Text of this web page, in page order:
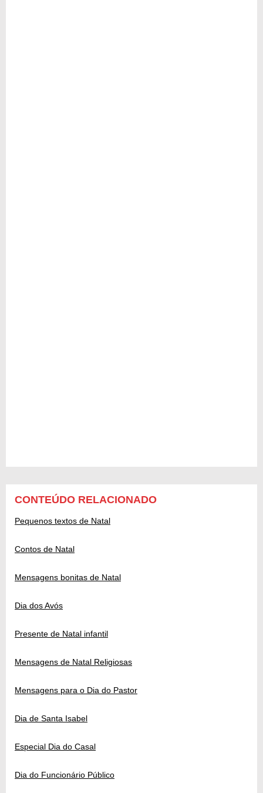
CONTEÚDO RELACIONADO
Pequenos textos de Natal
Contos de Natal
Mensagens bonitas de Natal
Dia dos Avós
Presente de Natal infantil
Mensagens de Natal Religiosas
Mensagens para o Dia do Pastor
Dia de Santa Isabel
Especial Dia do Casal
Dia do Funcionário Público